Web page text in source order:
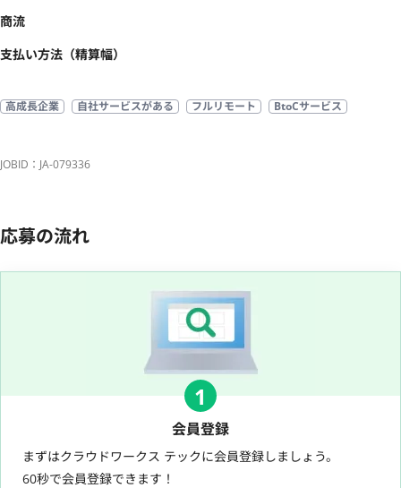
商流
支払い方法（精算幅）
高成長企業 自社サービスがある フルリモート BtoCサービス
JOBID：JA-079336
応募の流れ
1
会員登録
まずはクラウドワークス テックに会員登録しましょう。
60秒で会員登録できます！